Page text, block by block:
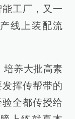
工厂，又一
线上装配流
培养大批高素
挥传帮带的
全都传授给